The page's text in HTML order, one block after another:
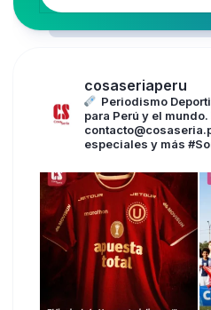
cosaseriaperu
Periodismo
para Perú y el mundo.
especiales y más